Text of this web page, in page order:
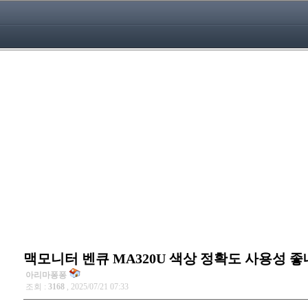
맥모니터 벤큐 MA320U 색상 정확도 사용성 좋
아리마퐁퐁
조회 : 3168 , 2025/07/21 07:33